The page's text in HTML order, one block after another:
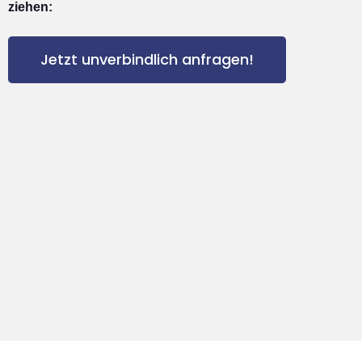
ziehen:
Jetzt unverbindlich anfragen!